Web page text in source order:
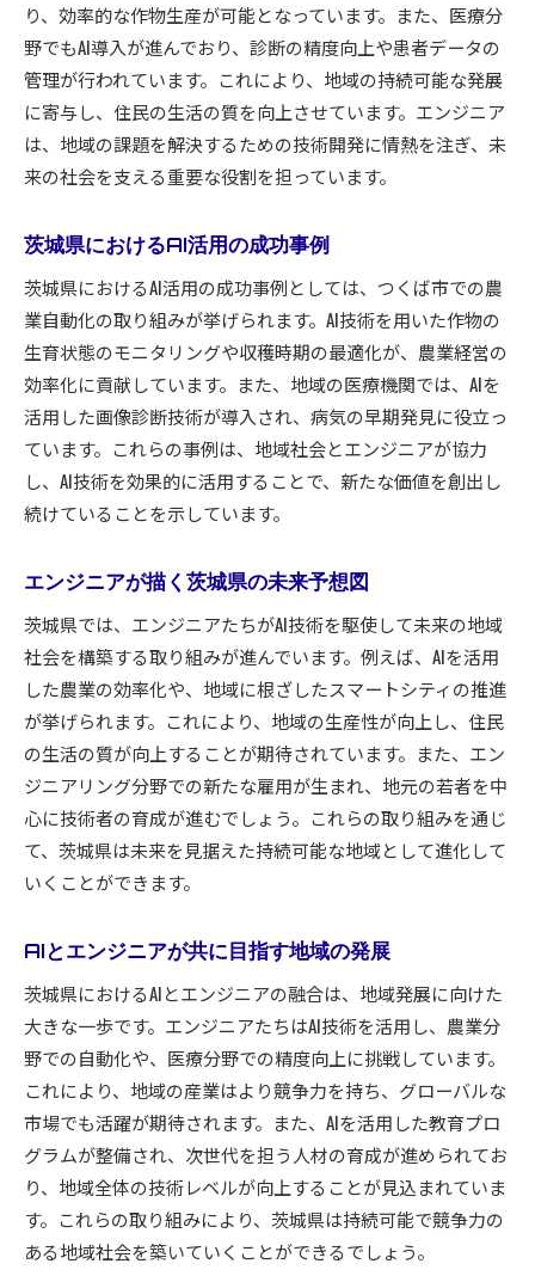
AIによる地域コミュニティの活性化事例
エンジニアが目指す地域社会の未来像
AI技術の普及による地域社会の変革
エンジニアが担う地域社会の持続可能な発展
茨城県でのAI開発を導くエンジニアの視点
AIプロジェクトを成功に導くエンジニアの知恵
茨城県でのAI開発におけるエンジニアの貢献
地域ニーズに応えるAI技術の開発
エンジニアが提案するAI活用の新戦略
茨城県におけるエンジニアの視点で見るAI開発
地域活性化に貢献するAIとエンジニアの取り組み
AI技術を活用した地域活性化の成功事例
エンジニアがリードする地域プロジェクトの紹
地域課題に対するAIソリューションの提供
エンジニアが促進する地域経済の活性化
地域活性化を目指すAIプロジェクトの現状
エンジニアとAIが紡ぎ出す茨城県の未来
茨城県の未来を担うAI技術の展望
エンジニアとAIの共創が導く未来の地域像
次世代の地域社会を支える技術革新
茨城県の未来を切り開くエンジニアのヴィジョ
AI技術がもたらす持続可能な地域社会の構築
り、効率的な作物生産が可能となっています。また、医療分
野でもAI導入が進んでおり、診断の精度向上や患者データの
管理が行われています。これにより、地域の持続可能な発展
に寄与し、住民の生活の質を向上させています。エンジニア
は、地域の課題を解決するための技術開発に情熱を注ぎ、未
来の社会を支える重要な役割を担っています。
茨城県におけるAI活用の成功事例
茨城県におけるAI活用の成功事例としては、つくば市での農
業自動化の取り組みが挙げられます。AI技術を用いた作物の
生育状態のモニタリングや収穫時期の最適化が、農業経営の
効率化に貢献しています。また、地域の医療機関では、AIを
活用した画像診断技術が導入され、病気の早期発見に役立っ
ています。これらの事例は、地域社会とエンジニアが協力
し、AI技術を効果的に活用することで、新たな価値を創出し
続けていることを示しています。
エンジニアが描く茨城県の未来予想図
茨城県では、エンジニアたちがAI技術を駆使して未来の地域
社会を構築する取り組みが進んでいます。例えば、AIを活用
した農業の効率化や、地域に根ざしたスマートシティの推進
が挙げられます。これにより、地域の生産性が向上し、住民
の生活の質が向上することが期待されています。また、エン
ジニアリング分野での新たな雇用が生まれ、地元の若者を中
心に技術者の育成が進むでしょう。これらの取り組みを通じ
て、茨城県は未来を見据えた持続可能な地域として進化して
いくことができます。
AIとエンジニアが共に目指す地域の発展
茨城県におけるAIとエンジニアの融合は、地域発展に向けた
大きな一歩です。エンジニアたちはAI技術を活用し、農業分
野での自動化や、医療分野での精度向上に挑戦しています。
これにより、地域の産業はより競争力を持ち、グローバルな
市場でも活躍が期待されます。また、AIを活用した教育プロ
グラムが整備され、次世代を担う人材の育成が進められてお
り、地域全体の技術レベルが向上することが見込まれていま
す。これらの取り組みにより、茨城県は持続可能で競争力の
ある地域社会を築いていくことができるでしょう。